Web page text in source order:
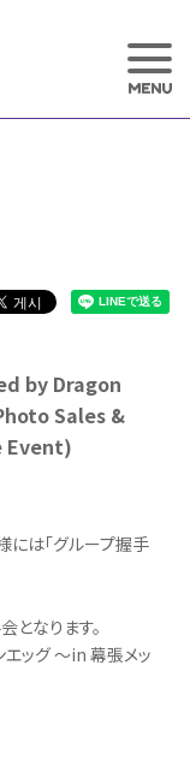
by Dragon
Sales &
Event)
には「グループ握手
となります。
ッグ ～in 幕張メッ